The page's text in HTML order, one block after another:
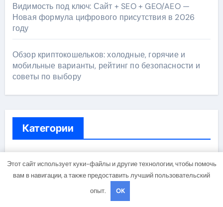
Видимость под ключ: Сайт + SEO + GEO/AEO —
Новая формула цифрового присутствия в 2026
году
Обзор криптокошельков: холодные, горячие и
мобильные варианты, рейтинг по безопасности и
советы по выбору
Категории
Uncategorised
Этот сайт использует куки-файлы и другие технологии, чтобы помочь
вам в навигации, а также предоставить лучший пользовательский
опыт.
OK